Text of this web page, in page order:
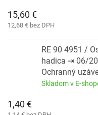
15,60 €
12,68 € bez DPH
RE 90 4951 /
hadica ⇥ 06/
Ochranný
Skladom v E-
1,40 €